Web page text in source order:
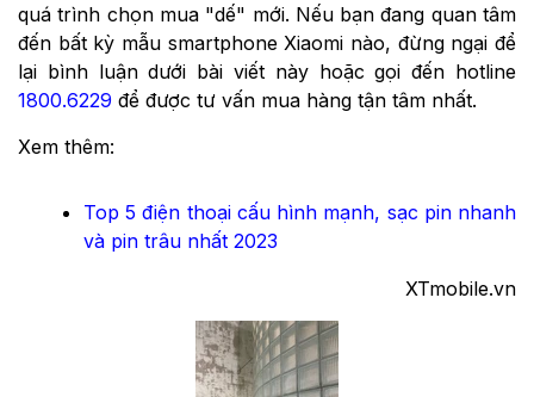
quá trình chọn mua "dế" mới. Nếu bạn đang quan tâm
đến bất kỳ mẫu smartphone Xiaomi nào, đừng ngại để
lại bình luận dưới bài viết này hoặc gọi đến hotline
1800.6229 để được tư vấn mua hàng tận tâm nhất.
Xem thêm:
Top 5 điện thoại cấu hình mạnh, sạc pin nhanh
và pin trâu nhất 2023
XTmobile.vn